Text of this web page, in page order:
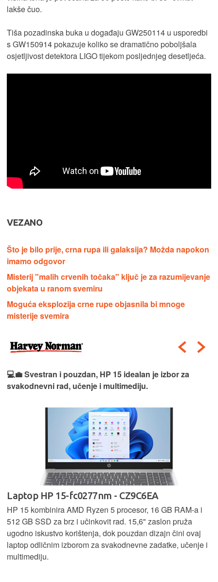
lakše čuo.
Tiša pozadinska buka u događaju GW250114 u usporedbi
s GW150914 pokazuje koliko se dramatično poboljšala
osjetljivost detektora LIGO tijekom posljednjeg desetljeća.
VEZANO
Što je bilo prije, crna rupa ili galaksija? Možda napokon
imamo odgovor
Misterij "malih crvenih točaka" ključ je za razumijevanje
objekata u ranom svemiru
Moguća eksplozija crne rupe objasnila bi mnoge
misterije svemira
💻💼 Svestran i pouzdan, HP 15 idealan je izbor za
svakodnevni rad, učenje i multimediju.
Laptop HP 15-fc0277nm - CZ9C6EA
HP 15 kombinira AMD Ryzen 5 procesor, 16 GB RAM-a i
512 GB SSD za brz i učinkovit rad. 15,6" zaslon pruža
ugodno iskustvo korištenja, dok pouzdan dizajn čini ovaj
laptop odličnim izborom za svakodnevne zadatke, učenje i
multimediju.